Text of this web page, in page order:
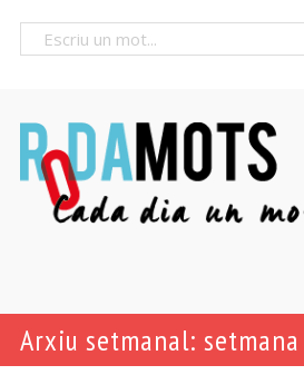
Arxiu setmanal: